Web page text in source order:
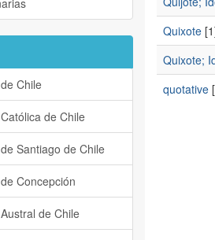
Quixote
Quixote;
quotative
Chile
de Chile
Santiago de Chile
Concepción
de Chile